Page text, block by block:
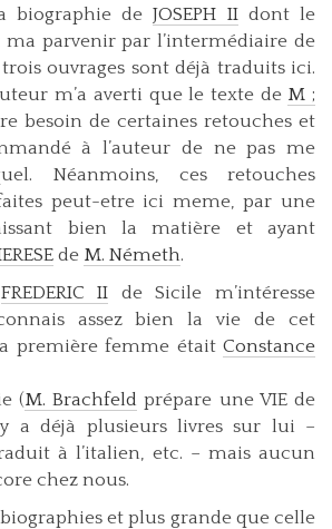
biographie deJOSEPH IIdont le
parvenir par l’intermédiaire de
ouvrages sont déjà traduits ici.
m’a averti que le texte de M ;
besoin de certaines retouches et
à l’auteur de ne pas me
Néanmoins, ces retouches
peut-etre ici meme, par une
bien la matière et ayant
de M. Németh.
FREDERIC II de Sicile m’intéresse
assez bien la vie de cet
première femme était Constance
(M. Brachfeld prépare une VIE de
a déjà plusieurs livres sur lui –
à l’italien, etc. – mais aucun
chez nous.
et plus grande que celle